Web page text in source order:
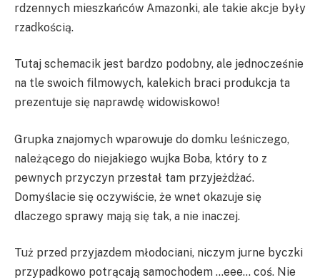
rdzennych mieszkańców Amazonki, ale takie akcje były
rzadkością.
Tutaj schemacik jest bardzo podobny, ale jednocześnie
na tle swoich filmowych, kalekich braci produkcja ta
prezentuje się naprawdę widowiskowo!
Grupka znajomych wparowuje do domku leśniczego,
należącego do niejakiego wujka Boba, który to z
pewnych przyczyn przestał tam przyjeżdżać.
Domyślacie się oczywiście, że wnet okazuje się
dlaczego sprawy mają się tak, a nie inaczej.
Tuż przed przyjazdem młodociani, niczym jurne byczki
przypadkowo potrącają samochodem …eee… coś. Nie